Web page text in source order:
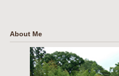
About Me